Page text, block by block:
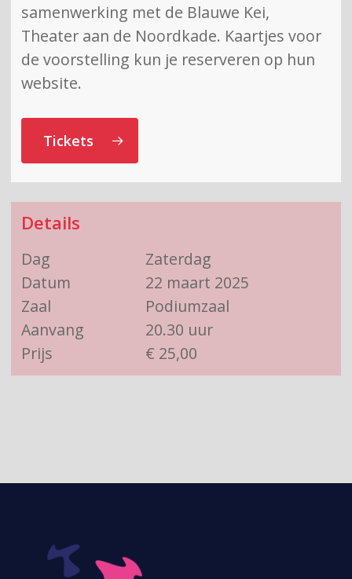
samenwerking met de Blauwe Kei,
Theater aan de Noordkade. Kaartjes voor
de voorstelling kun je reserveren op hun
website.
Tickets
Details
Dag
Zaterdag
Datum
22 maart 2025
Zaal
Podiumzaal
Aanvang
20.30 uur
Prijs
€ 25,00